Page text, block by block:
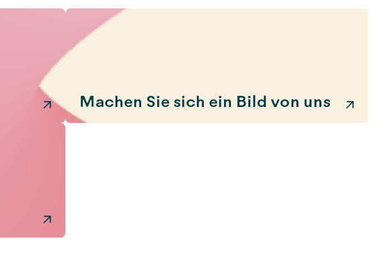
Machen Sie sich ein Bild von uns